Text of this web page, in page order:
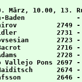
März, 10.00, 13.
Baden
2749 -
2731
2716
Vallejo Pons 2697
2674
2646